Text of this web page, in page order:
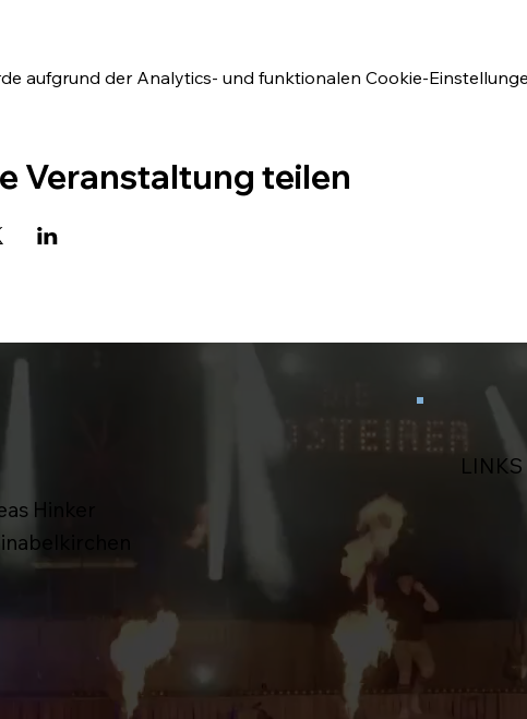
aufgrund der Analytics- und funktionalen Cookie-
Veranstaltung teilen
Hinker
LINKS